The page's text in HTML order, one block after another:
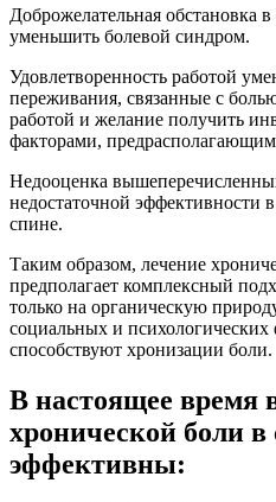
Доброжелательная обстановка
уменьшить болевой синдром.
Удовлетворенность работой
переживания, связанные с
работой и желание получить
факторами,
Недооценка
недостаточной эффективности
спине.
Таким образом, лечение
предполагает комплексный
только на органическую
социальных и психологических
способствуют хронизации боли.
В настоящее время
хронической боли в
эффективны: